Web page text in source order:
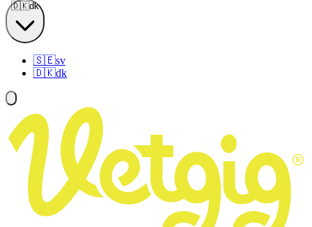
🇩🇰dk
🇸🇪sv
🇩🇰dk